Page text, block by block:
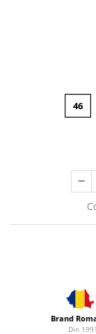
46
Brand
Din 1991